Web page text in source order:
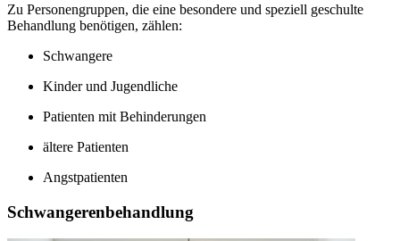
Zu Personengruppen, die eine besondere und speziell geschulte
Behandlung benötigen, zählen:
Schwangere
Kinder und Jugendliche
Patienten mit Behinderungen
ältere Patienten
Angstpatienten
Schwangerenbehandlung